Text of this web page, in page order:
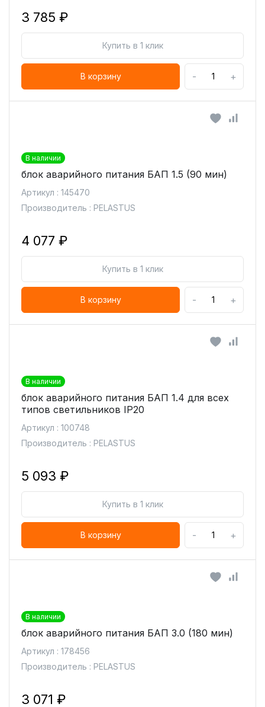
3 785 ₽
Купить в 1 клик
В корзину - +
В наличии
блок аварийного питания БАП 1.5 (90 мин)
Артикул : 145470
Производитель : PELASTUS
4 077 ₽
Купить в 1 клик
В корзину - +
В наличии
блок аварийного питания БАП 1.4 для всех
типов светильников IP20
Артикул : 100748
Производитель : PELASTUS
5 093 ₽
Купить в 1 клик
В корзину - +
В наличии
блок аварийного питания БАП 3.0 (180 мин)
Артикул : 178456
Производитель : PELASTUS
3 071 ₽